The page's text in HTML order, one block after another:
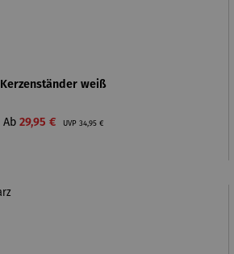
Kerzenständer weiß
Verkaufspreis:
Ab 29,95 € UVP Regulärer Preis:
34,95 €